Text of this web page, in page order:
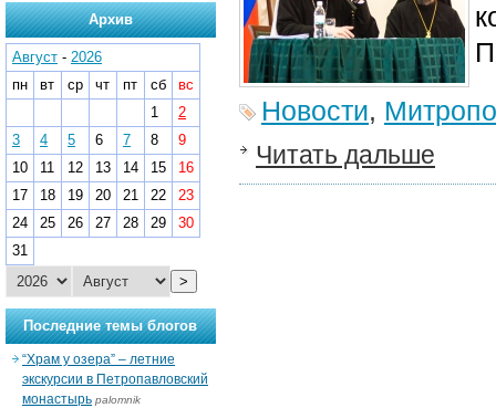
Новости,
Читать дальше
Архив
Август - 2026
пн
вт ср чт пт сб
вс
1
2
3
4 5 6 7 8
9
10
11 12 13 14 15
16
17
18 19 20 21 22
23
24
25 26 27 28 29
30
31
>
Последние темы блогов
“Храм у озера” – летние
экскурсии в Петропавловский
монастырь palomnik